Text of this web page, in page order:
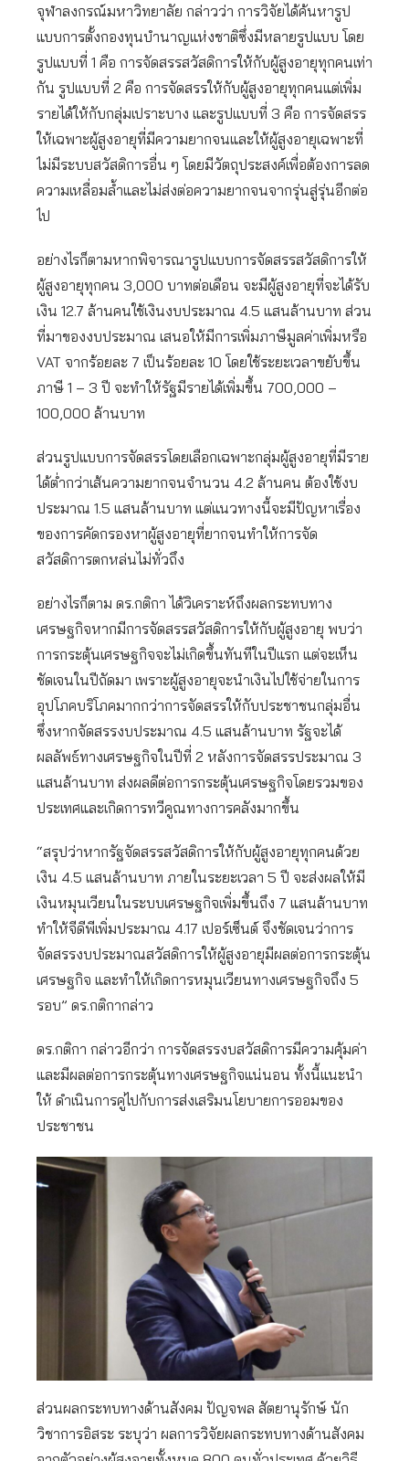
จุฬาลงกรณ์มหาวิทยาลัย กล่าวว่า การวิจัยได้ค้นหารูป
แบบการตั้งกองทุนบำนาญแห่งชาติซึ่งมีหลายรูปแบบ โดย
รูปแบบที่ 1 คือ การจัดสรรสวัสดิการให้กับผู้สูงอายุทุกคนเท่า
กัน รูปแบบที่ 2 คือ การจัดสรรให้กับผู้สูงอายุทุกคนแต่เพิ่ม
รายได้ให้กับกลุ่มเปราะบาง และรูปแบบที่ 3 คือ การจัดสรร
ให้เฉพาะผู้สูงอายุที่มีความยากจนและให้ผู้สูงอายุเฉพาะที่
ไม่มีระบบสวัสดิการอื่น ๆ โดยมีวัตถุประสงค์เพื่อต้องการลด
ความเหลื่อมล้ำและไม่ส่งต่อความยากจนจากรุ่นสู่รุ่นอีกต่อ
ไป
อย่างไรก็ตามหากพิจารณารูปแบบการจัดสรรสวัสดิการให้
ผู้สูงอายุทุกคน 3,000 บาทต่อเดือน จะมีผู้สูงอายุที่จะได้รับ
เงิน 12.7 ล้านคนใช้เงินงบประมาณ 4.5 แสนล้านบาท ส่วน
ที่มาของงบประมาณ เสนอให้มีการเพิ่มภาษีมูลค่าเพิ่มหรือ
VAT จากร้อยละ 7 เป็นร้อยละ 10 โดยใช้ระยะเวลาขยับขึ้น
ภาษี 1 – 3 ปี จะทำให้รัฐมีรายได้เพิ่มขึ้น 700,000 –
100,000 ล้านบาท
ส่วนรูปแบบการจัดสรรโดยเลือกเฉพาะกลุ่มผู้สูงอายุที่มีราย
ได้ต่ำกว่าเส้นความยากจนจำนวน 4.2 ล้านคน ต้องใช้งบ
ประมาณ 1.5 แสนล้านบาท แต่แนวทางนี้จะมีปัญหาเรื่อง
ของการคัดกรองหาผู้สูงอายุที่ยากจนทำให้การจัด
สวัสดิการตกหล่นไม่ทั่วถึง
อย่างไรก็ตาม ดร.กติกา ได้วิเคราะห์ถึงผลกระทบทาง
เศรษฐกิจหากมีการจัดสรรสวัสดิการให้กับผู้สูงอายุ พบว่า
การกระตุ้นเศรษฐกิจจะไม่เกิดขึ้นทันทีในปีแรก แต่จะเห็น
ชัดเจนในปีถัดมา เพราะผู้สูงอายุจะนำเงินไปใช้จ่ายในการ
อุปโภคบริโภคมากกว่าการจัดสรรให้กับประชาชนกลุ่มอื่น
ซึ่งหากจัดสรรงบประมาณ 4.5 แสนล้านบาท รัฐจะได้
ผลลัพธ์ทางเศรษฐกิจในปีที่ 2 หลังการจัดสรรประมาณ 3
แสนล้านบาท ส่งผลดีต่อการกระตุ้นเศรษฐกิจโดยรวมของ
ประเทศและเกิดการทวีคูณทางการคลังมากขึ้น
“สรุปว่าหากรัฐจัดสรรสวัสดิการให้กับผู้สูงอายุทุกคนด้วย
เงิน 4.5 แสนล้านบาท ภายในระยะเวลา 5 ปี จะส่งผลให้มี
เงินหมุนเวียนในระบบเศรษฐกิจเพิ่มขึ้นถึง 7 แสนล้านบาท
ทำให้จีดีพีเพิ่มประมาณ 4.17 เปอร์เซ็นต์ จึงชัดเจนว่าการ
จัดสรรงบประมาณสวัสดิการให้ผู้สูงอายุมีผลต่อการกระตุ้น
เศรษฐกิจ และทำให้เกิดการหมุนเวียนทางเศรษฐกิจถึง 5
รอบ” ดร.กติกากล่าว
ดร.กติกา กล่าวอีกว่า การจัดสรรงบสวัสดิการมีความคุ้มค่า
และมีผลต่อการกระตุ้นทางเศรษฐกิจแน่นอน ทั้งนี้แนะนำ
ให้ ดำเนินการคู่ไปกับการส่งเสริมนโยบายการออมของ
ประชาชน
ส่วนผลกระทบทางด้านสังคม ปัญจพล สัตยานุรักษ์ นัก
วิชาการอิสระ ระบุว่า ผลการวิจัยผลกระทบทางด้านสังคม